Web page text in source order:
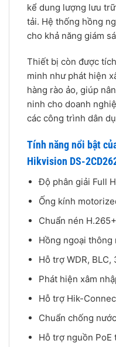
kể dung lượng lưu
tải. Hệ thống hồng
cho khả năng giám
Thiết bị còn được
minh như phát hiện
hàng rào ảo, giúp
ninh cho doanh
các công trình dân
Tính năng nổi bật
Hikvision DS-
Độ phân giải Full
Ống kính
Chuẩn nén
Hồng ngoại thông
Hỗ trợ WDR, BLC,
Phát hiện xâm
Hỗ trợ Hik-
Chuẩn chống
Hỗ trợ nguồn PoE